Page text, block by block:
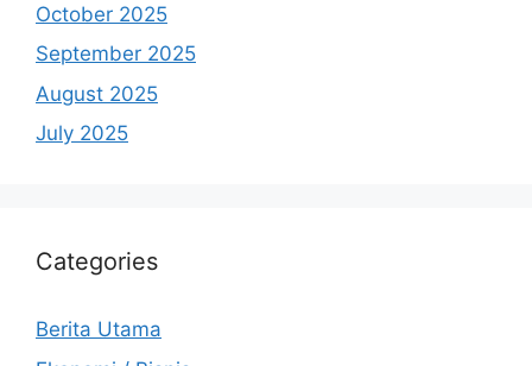
October 2025
September 2025
August 2025
July 2025
Categories
Berita Utama